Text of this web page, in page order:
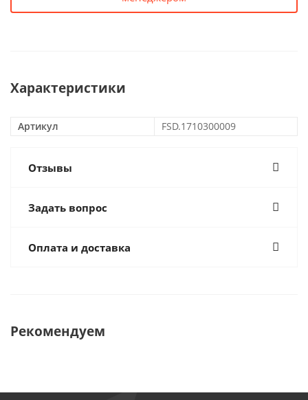
Характеристики
Артикул FSD.1710300009
Отзывы
Задать вопрос
Оплата и доставка
Рекомендуем